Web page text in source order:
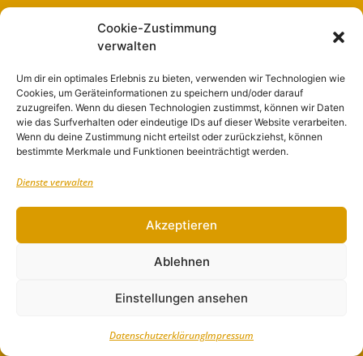
Cookie-Zustimmung
verwalten
Um dir ein optimales Erlebnis zu bieten, verwenden wir Technologien wie
Cookies, um Geräteinformationen zu speichern und/oder darauf
zuzugreifen. Wenn du diesen Technologien zustimmst, können wir Daten
wie das Surfverhalten oder eindeutige IDs auf dieser Website verarbeiten.
Wenn du deine Zustimmung nicht erteilst oder zurückziehst, können
bestimmte Merkmale und Funktionen beeinträchtigt werden.
Dienste verwalten
Akzeptieren
Ablehnen
Einstellungen ansehen
DatenschutzerklärungImpressum
Über diese Webseite
Kontakt
Datenschutzerklärung
Unterstützt durch
Folge uns auf: